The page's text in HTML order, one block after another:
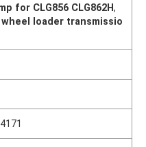
for CLG856 CLG862H,
wheel loader transmissio